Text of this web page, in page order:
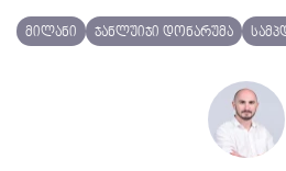
მილანი ჯანლუიჯი დონარუმა